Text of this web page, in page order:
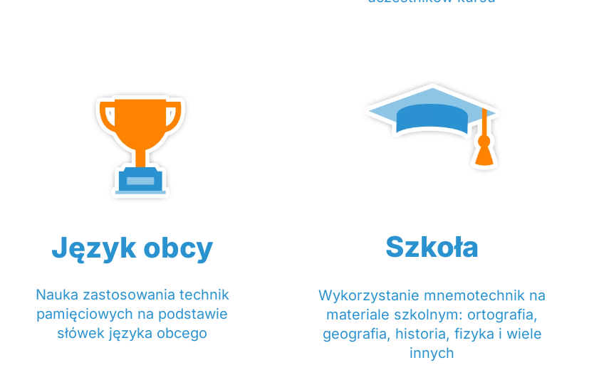
Język obcy
Nauka zastosowania technik
pamięciowych na podstawie
słówek języka obcego
Szkoła
Wykorzystanie mnemotechnik na
materiale szkolnym: ortografia,
geografia, historia, fizyka i wiele
innych